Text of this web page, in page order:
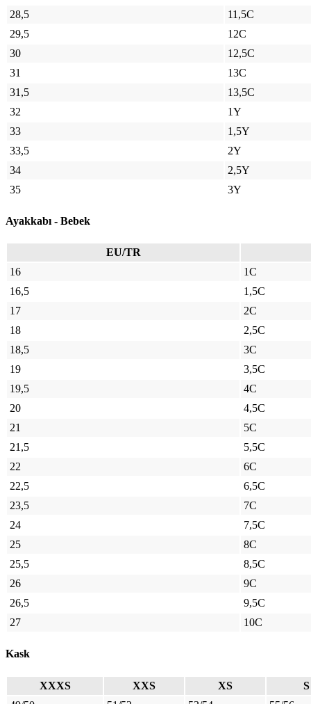
28,5
11,5C
29,5
12C
30
12,5C
31
13C
31,5
13,5C
32
1Y
33
1,5Y
33,5
2Y
34
2,5Y
35
3Y
Ayakkabı - Bebek
EU/TR
16
1C
16,5
1,5C
17
2C
18
2,5C
18,5
3C
19
3,5C
19,5
4C
20
4,5C
21
5C
21,5
5,5C
22
6C
22,5
6,5C
23,5
7C
24
7,5C
25
8C
25,5
8,5C
26
9C
26,5
9,5C
27
10C
Kask
XXXS XXS XS
S